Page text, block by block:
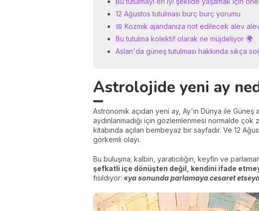
12 Ağustos tutulması burç burç yorumu
📅 Kozmik ajandanıza not edilecek alev
Bu tutulma kolektif olarak ne müjdeliyor 🌍
Aslan'da güneş tutulması hakkında sıkça
Astrolojide yeni ay
Astronomik açıdan yeni ay, Ay'ın Dünya ile Güneş
aydınlanmadığı için gözlemlenmesi normalde
kitabında açılan bembeyaz bir sayfadır. Ve 12
görkemli olayı.
Bu buluşma; kalbin, yaratıcılığın, keyfin ve
şefkatli içe dönüşten değil, kendini ifade
fısıldıyor: «ya sonunda parlamaya cesaret